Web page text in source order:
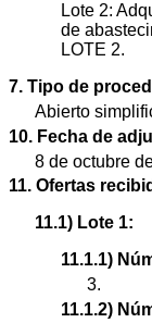
Lote 2:
de
LOTE 2.
7. Tipo de
Abierto
10. Fecha de
8 de octubre
11. Ofertas
11.1) Lote 1:
11.1.1)
3.
11.1.2)